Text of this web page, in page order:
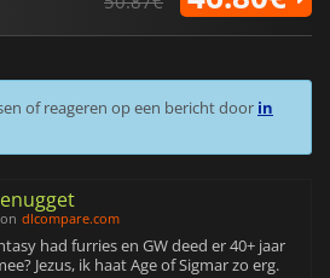
of reageren op een bericht door in
on dlcompare.com
had furries en GW deed er 40+ jaar
Jezus, ik haat Age of Sigmar zo erg.